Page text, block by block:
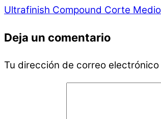
Ultrafinish Compound Corte Medio
Deja un comentario
Tu dirección de correo